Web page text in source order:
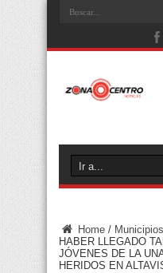
Home / Municipios
HABER LLEGADO
JÓVENES DE LA
HERIDOS EN